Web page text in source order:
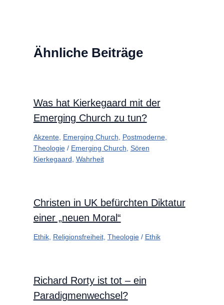
Ähnliche Beiträge
Was hat Kierkegaard mit der
Emerging Church zu tun?
Akzente, Emerging Church, Postmoderne,
Theologie/ Emerging Church, Sören
Kierkegaard, Wahrheit
Christen in UK befürchten Diktatur
einer „neuen Moral“
Ethik, Religionsfreiheit, Theologie/ Ethik
Richard Rorty ist tot – ein
Paradigmenwechsel?